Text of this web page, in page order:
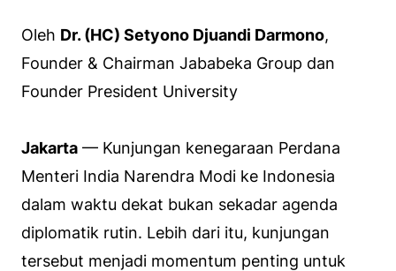
Oleh Dr. (HC) Setyono Djuandi Darmono,
Founder & Chairman Jababeka Group dan
Founder President University
Jakarta — Kunjungan kenegaraan Perdana
Menteri India Narendra Modi ke Indonesia
dalam waktu dekat bukan sekadar agenda
diplomatik rutin. Lebih dari itu, kunjungan
tersebut menjadi momentum penting untuk